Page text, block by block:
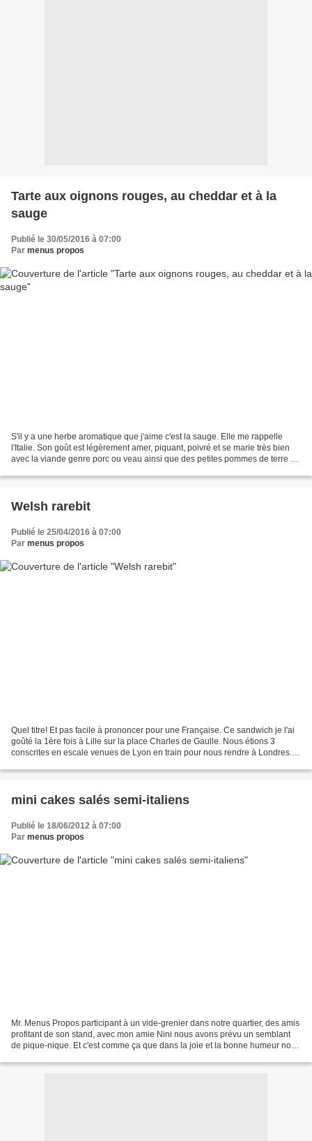
Tarte aux oignons rouges, au cheddar et à la
sauge
Publié le 30/05/2016 à 07:00
Par menus propos
S'il y a une herbe aromatique que j'aime c'est la sauge. Elle me rappelle
l'Italie. Son goût est légèrement amer, piquant, poivré et se marie très bien
avec la viande genre porc ou veau ainsi que des petites pommes de terre au
Welsh rarebit
Publié le 25/04/2016 à 07:00
Par menus propos
Quel titre! Et pas facile à prononcer pour une Française. Ce sandwich je l'ai
goûté la 1ère fois à Lille sur la place Charles de Gaulle. Nous étions 3
conscrites en escale venues de Lyon en train pour nous rendre à Londres.
mini cakes salés semi-italiens
Publié le 18/06/2012 à 07:00
Par menus propos
Mr. Menus Propos participant à un vide-grenier dans notre quartier, des amis
profitant de son stand, avec mon amie Nini nous avons prévu un semblant
de pique-nique. Et c'est comme ça que dans la joie et la bonne humeur nous